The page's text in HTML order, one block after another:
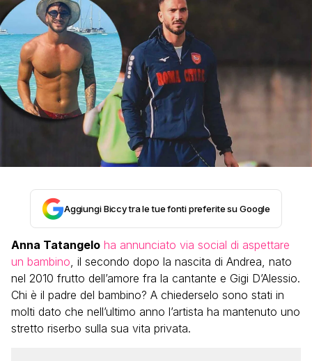
Aggiungi Biccy tra le tue fonti preferite su Google
Anna Tatangelo ha annunciato via social di aspettare
un bambino, il secondo dopo la nascita di Andrea, nato
nel 2010 frutto dell’amore fra la cantante e Gigi D’Alessio.
Chi è il padre del bambino? A chiederselo sono stati in
molti dato che nell’ultimo anno l’artista ha mantenuto uno
stretto riserbo sulla sua vita privata.